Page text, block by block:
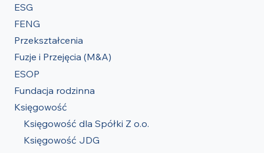
ESG
FENG
Przekształcenia
Fuzje i Przejęcia (M&A)
ESOP
Fundacja rodzinna
Księgowość
Księgowość dla Spółki Z o.o.
Księgowość JDG